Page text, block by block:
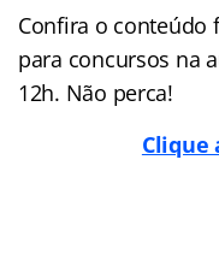
Confira o conteúdo
para concursos na
12h. Não perca!
Clique